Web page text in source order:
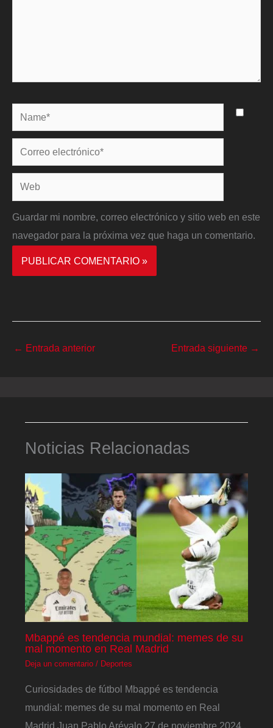
Name*
Correo
electrónico*
Web
Guardar mi nombre, correo electrónico y sitio web en este
navegador para la próxima vez que haga un comentario.
← Entrada anterior Entrada siguiente →
Noticias Relacionadas
Mbappé es tendencia mundial: memes de su
mal momento en Real Madrid
Deja un comentario / Deportes
Curiosidades de fútbol Mbappé es tendencia
mundial: memes de su mal momento en Real
Madrid Juan Pablo Arévalo 27 de noviembre 2024 ,